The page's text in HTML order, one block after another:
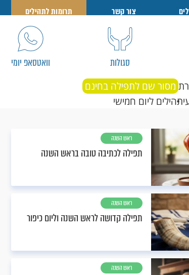
צור קשר תרומות לתהילים
סגולות וואטסאפ יומי
מסור שם לתפילה בחינם
תהילים ליום חמישי
ראש השנה
תפילה לכתיבה טובה בראש השנה
ראש השנה
תפילה קדושה לראש השנה וליום כיפור
ראש השנה